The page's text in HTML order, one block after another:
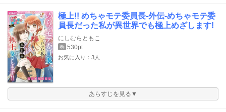
極上!! めちゃモテ委員長-外伝-めちゃモテ委
員長だった私が異世界でも極上めざします!
にしむらともこ
巻 530pt
お気に入り：3人
あらすじを見る▼